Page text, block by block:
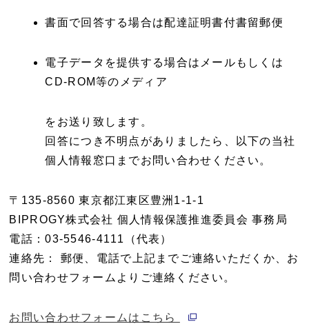
書面で回答する場合は配達証明書付書留郵便
電子データを提供する場合はメールもしくは
CD-ROM等のメディア
をお送り致します。
回答につき不明点がありましたら、以下の当社
個人情報窓口までお問い合わせください。
〒135-8560 東京都江東区豊洲1-1-1
BIPROGY株式会社 個人情報保護推進委員会 事務局
電話：03-5546-4111（代表）
連絡先： 郵便、電話で上記までご連絡いただくか、お
問い合わせフォームよりご連絡ください。
お問い合わせフォームはこちら 別ウィンドウで開く